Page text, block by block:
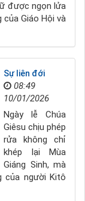
được ngọn lửa
Giáo Hội và
Sự liên đới
08:49
10/01/2026
Ngày lễ Chúa
Giêsu chịu phép
rửa không chỉ
khép lại Mùa
Giáng Sinh, mà
của người Kitô